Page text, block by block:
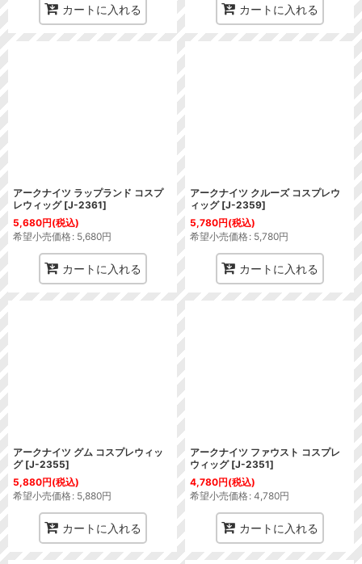
カートに入れる カートに入れる
アークナイツ ラップランド コスプ
レウィッグ [J-2361]
5,680円(税込)
希望小売価格: 5,680円
カートに入れる
アークナイツ クルーズ コスプレウ
ィッグ [J-2359]
5,780円(税込)
希望小売価格: 5,780円
カートに入れる
アークナイツ グム コスプレウィッ
グ [J-2355]
5,880円(税込)
希望小売価格: 5,880円
カートに入れる
アークナイツ ファウスト コスプレ
ウィッグ [J-2351]
4,780円(税込)
希望小売価格: 4,780円
カートに入れる